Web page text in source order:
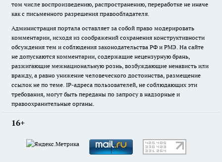
том числе воспроизведению, распространению, переработке не иначе
как с письменного разрешения правообладателя.
Администрация портала оставляет за собой право модерировать
комментарии, исходя из соображений сохранения конструктивности
обсуждения тем и соблюдения законодательства РФ и РМЭ. На сайте
не допускаются комментарии, содержащие нецензурную брань,
разжигающие межнациональную рознь, возбуждающие ненависть или
вражду, а равно унижение человеческого достоинства, размещение
ссылок не по теме. IP-адреса пользователей, не соблюдающих эти
требования, могут быть переданы по запросу в надзорные и
правоохранительные органы.
16+